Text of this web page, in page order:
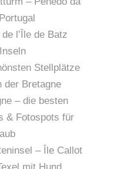
l’Île de Batz
Stellplätze
der Bretagne
– die besten
& Fotospots für
– Île Callot